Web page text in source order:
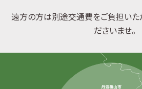
遠方の方は別途交通費をご負担いた
ださいませ。